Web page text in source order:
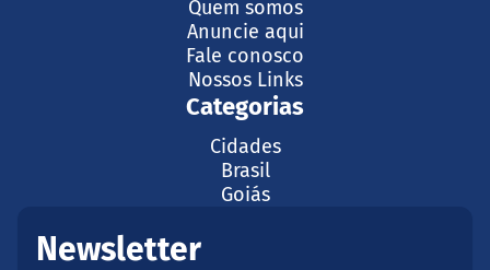
Quem somos
Anuncie aqui
Fale conosco
Nossos Links
Categorias
Cidades
Brasil
Goiás
Newsletter